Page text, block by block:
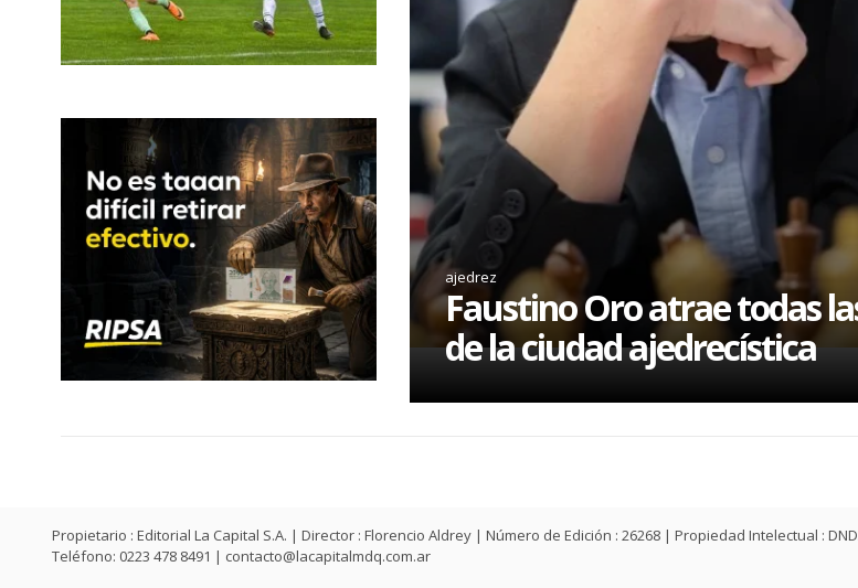
ajedrez
Faustino Oro atrae todas
de la ciudad ajedrecística
Propietario : Editorial La Capital S.A. | Director : Florencio Aldrey | Número de Edición : 26268 | Propiedad Intelectual :
Teléfono: 0223 478 8491 | contacto@lacapitalmdq.com.ar